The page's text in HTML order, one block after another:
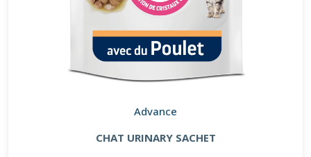
Advance
CHAT URINARY SACHET